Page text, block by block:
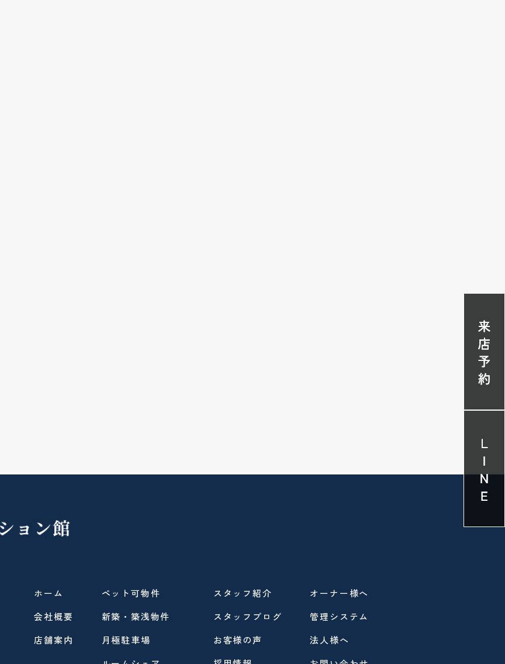
ホーム
会社概要
店舗案内
ペット可物件
新築・築浅物件
月極駐車場
スタッフ紹介
スタッフブログ
お客様の声
オーナー様へ
管理システム
法人様へ